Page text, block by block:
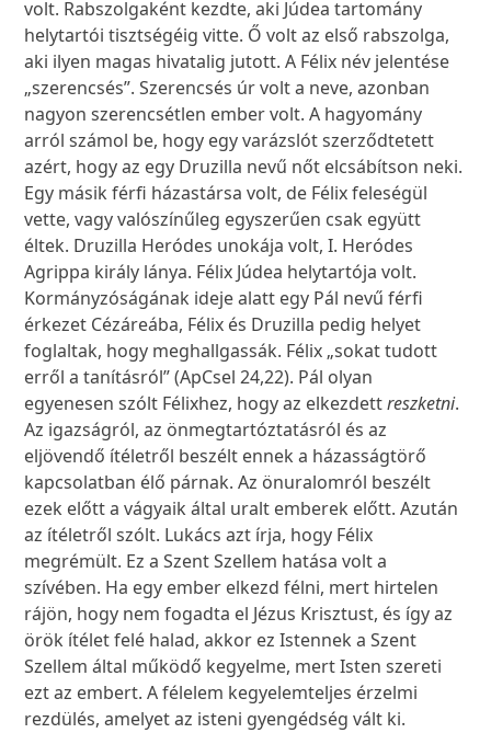
volt. Rabszolgaként kezdte, aki Júdea tartomány
helytartói tisztségéig vitte. Ő volt az első rabszolga,
aki ilyen magas hivatalig jutott. A Félix név jelentése
„szerencsés”. Szerencsés úr volt a neve, azonban
nagyon szerencsétlen ember volt. A hagyomány
arról számol be, hogy egy varázslót szerződtetett
azért, hogy az egy Druzilla nevű nőt elcsábítson neki.
Egy másik férfi házastársa volt, de Félix feleségül
vette, vagy valószínűleg egyszerűen csak együtt
éltek. Druzilla Heródes unokája volt, I. Heródes
Agrippa király lánya. Félix Júdea helytartója volt.
Kormányzóságának ideje alatt egy Pál nevű férfi
érkezet Cézáreába, Félix és Druzilla pedig helyet
foglaltak, hogy meghallgassák. Félix „sokat tudott
erről a tanításról” (ApCsel 24,22). Pál olyan
egyenesen szólt Félixhez, hogy az elkezdettreszketni.
Az igazságról, az önmegtartóztatásról és az
eljövendő ítéletről beszélt ennek a házasságtörő
kapcsolatban élő párnak. Az önuralomról beszélt
ezek előtt a vágyaik által uralt emberek előtt. Azután
az ítéletről szólt. Lukács azt írja, hogy Félix
megrémült. Ez a Szent Szellem hatása volt a
szívében. Ha egy ember elkezd félni, mert hirtelen
rájön, hogy nem fogadta el Jézus Krisztust, és így az
örök ítélet felé halad, akkor ez Istennek a Szent
Szellem által működő kegyelme, mert Isten szereti
ezt az embert. A félelem kegyelemteljes érzelmi
rezdülés, amelyet az isteni gyengédség vált ki.